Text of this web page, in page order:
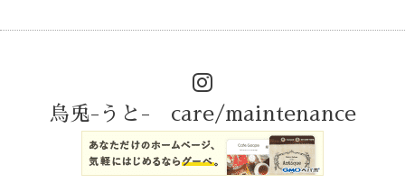
烏兎-うと- care/maintenance